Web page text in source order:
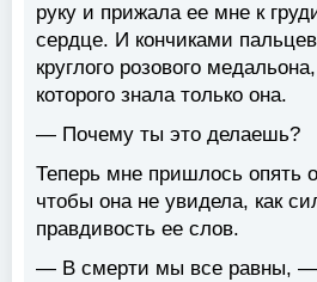
руку и прижала ее мне к
сердце. И кончиками
круглого розового
которого знала только она.
— Почему ты это делаешь?
Теперь мне пришлось опять
чтобы она не увидела, как
правдивость ее слов.
— В смерти мы все равны, —